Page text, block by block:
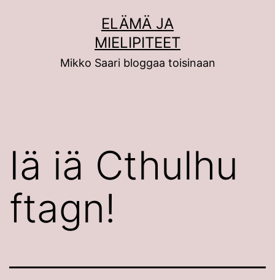
ELÄMÄ JA
MIELIPITEET
Mikko Saari bloggaa toisinaan
Iä iä Cthulhu
ftagn!